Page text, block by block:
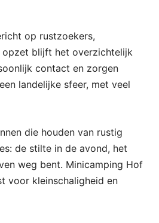
op rustzoekers,
opzet blijft het overzichtelijk
contact en zorgen
landelijke sfeer, met veel
die houden van rustig
de stilte in de avond, het
weg bent. Minicamping Hof
voor kleinschaligheid en